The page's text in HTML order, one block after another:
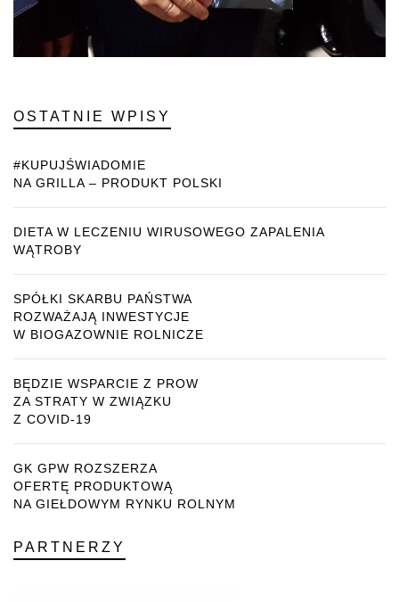
OSTATNIE WPISY
#KUPUJŚWIADOMIE
NA GRILLA – PRODUKT POLSKI
DIETA W LECZENIU WIRUSOWEGO ZAPALENIA
WĄTROBY
SPÓŁKI SKARBU PAŃSTWA
ROZWAŻAJĄ INWESTYCJE
W BIOGAZOWNIE ROLNICZE
BĘDZIE WSPARCIE Z PROW
ZA STRATY W ZWIĄZKU
Z COVID-19
GK GPW ROZSZERZA
OFERTĘ PRODUKTOWĄ
NA GIEŁDOWYM RYNKU ROLNYM
PARTNERZY